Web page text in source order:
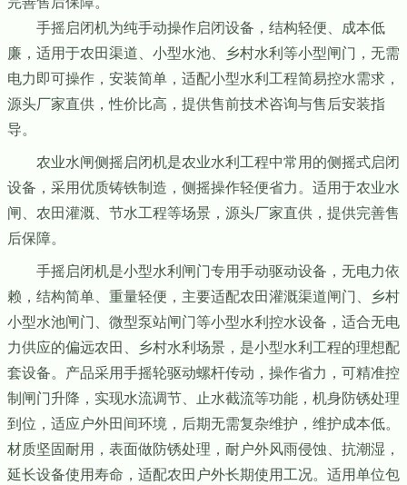
手摇启闭机为纯手动操作启闭设备，结构轻便、成本低
廉，适用于农田渠道、小型水池、乡村水利等小型闸门，无需
电力即可操作，安装简单，适配小型水利工程简易控水需求，
源头厂家直供，性价比高，提供售前技术咨询与售后安装指
导。
农业水闸侧摇启闭机是农业水利工程中常用的侧摇式启闭
设备，采用优质铸铁制造，侧摇操作轻便省力。适用于农业水
闸、农田灌溉、节水工程等场景，源头厂家直供，提供完善售
后保障。
手摇启闭机是小型水利闸门专用手动驱动设备，无电力依
赖，结构简单、重量轻便，主要适配农田灌溉渠道闸门、乡村
小型水池闸门、微型泵站闸门等小型水利控水设备，适合无电
力供应的偏远农田、乡村水利场景，是小型水利工程的理想配
套设备。产品采用手摇轮驱动螺杆传动，操作省力，可精准控
制闸门升降，实现水流调节、止水截流等功能，机身防锈处理
到位，适应户外田间环境，后期无需复杂维护，维护成本低。
材质坚固耐用，表面做防锈处理，耐户外风雨侵蚀、抗潮湿，
延长设备使用寿命，适配农田户外长期使用工况。适用单位包